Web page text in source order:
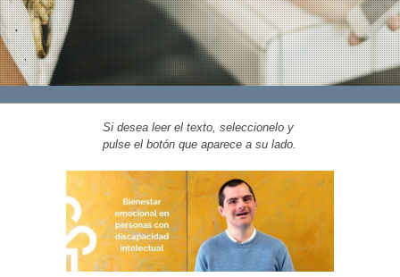
Si desea leer el texto, seleccionelo y
pulse el botón que aparece a su lado.